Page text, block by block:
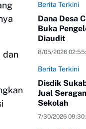
dan
Berita Terkini
Dana Desa
Buka
Diaudit
8/05/2026
Berita Terkini
Disdik
Jual
Sekolah
7/30/2026